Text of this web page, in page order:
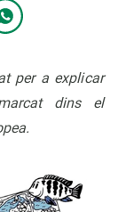
per a explicar
dins el